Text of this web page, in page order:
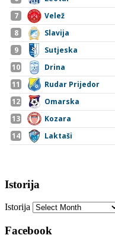
Istorija
Istorija
Facebook